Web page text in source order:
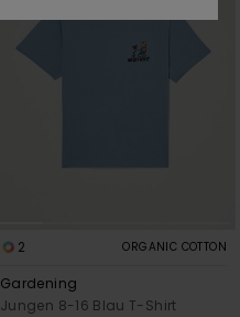
2 ORGANIC COTTON
Gardening
Jungen 8-16 Blau T-Shirt